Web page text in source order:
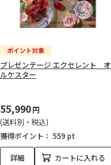
プレゼンテージ エクセレント オ
ルケスター
55,990円
(送料別・税込)
獲得ポイント： 559 pt
詳細 カートに入れる